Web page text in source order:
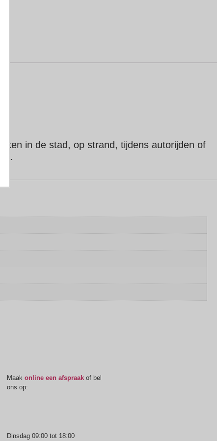
in de stad, op strand, tijdens autorijden of
Maak online een afspraak of bel
ons op:
Dinsdag 09:00 tot 18:00